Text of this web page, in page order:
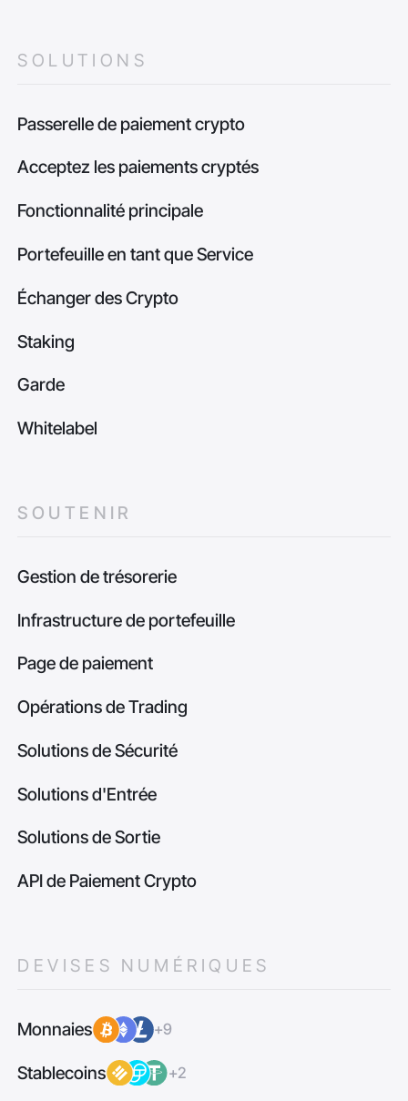
SOLUTIONS
Passerelle de paiement crypto
Acceptez les paiements cryptés
Fonctionnalité principale
Portefeuille en tant que Service
Échanger des Crypto
Staking
Garde
Whitelabel
SOUTENIR
Gestion de trésorerie
Infrastructure de portefeuille
Page de paiement
Opérations de Trading
Solutions de Sécurité
Solutions d'Entrée
Solutions de Sortie
API de Paiement Crypto
DEVISES NUMÉRIQUES
Monnaies +9
Stablecoins +2